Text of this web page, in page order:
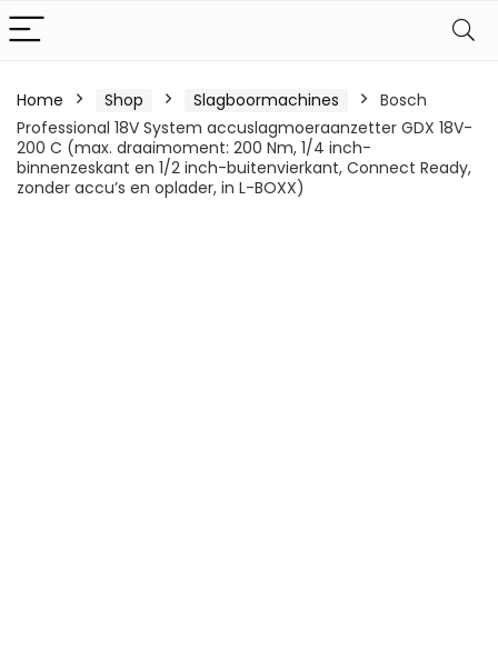
Home Shop Slagboormachines
Bosch
Professional 18V System accuslagmoeraanzetter GDX 18V-
200 C (max. draaimoment: 200 Nm, 1/4 inch-
binnenzeskant en 1/2 inch-buitenvierkant, Connect Ready,
zonder accu’s en oplader, in L-BOXX)